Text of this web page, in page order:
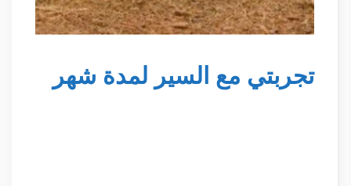
تجربتي مع السير لمدة شهر